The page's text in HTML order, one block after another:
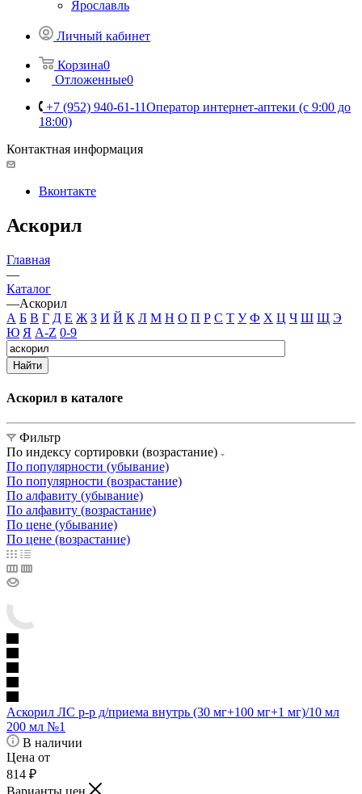
Ярославль
Личный кабинет
Корзина0
Отложенные0
+7 (952) 940-61-11Оператор интернет-аптеки (с 9:00 до
18:00)
Контактная информация
Вконтакте
Аскорил
Главная
—
Каталог
—Аскорил
А Б В Г Д Е Ж З И Й К Л М Н О П Р С Т У Ф Х Ц Ч Ш Щ Э
Ю Я A-Z 0-9
Найти
Аскорил в каталоге
Фильтр
По индексу сортировки (возрастание)
По популярности (убывание)
По популярности (возрастание)
По алфавиту (убывание)
По алфавиту (возрастание)
По цене (убывание)
По цене (возрастание)
Аскорил ЛС р-р д/приема внутрь (30 мг+100 мг+1 мг)/10 мл
200 мл №1
В наличии
Цена от
814 ₽